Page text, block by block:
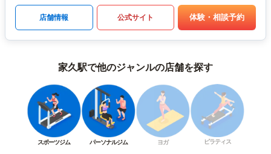
店舗情報 公式サイト 体験・相談予約
家久駅で他のジャンルの店舗を探す
スポーツジム パーソナルジム ヨガ ピラティス